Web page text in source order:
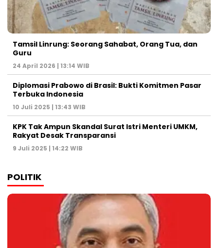
Tamsil Linrung: Seorang Sahabat, Orang Tua, dan
Guru
24 April 2026 | 13:14 WIB
Diplomasi Prabowo di Brasil: Bukti Komitmen Pasar
Terbuka Indonesia
10 Juli 2025 | 13:43 WIB
KPK Tak Ampun Skandal Surat Istri Menteri UMKM,
Rakyat Desak Transparansi
9 Juli 2025 | 14:22 WIB
POLITIK